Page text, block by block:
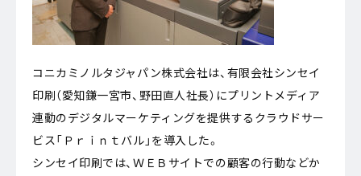
コニカミノルタジャパン株式会社は、有限会社シンセイ
印刷（愛知鎌一宮市、野田直人社長）にプリントメディア
連動のデジタルマーケティングを提供するクラウドサー
ビス「Ｐｒｉｎｔバル」を導入した。
シンセイ印刷では、ＷＥＢサイトでの顧客の行動などか